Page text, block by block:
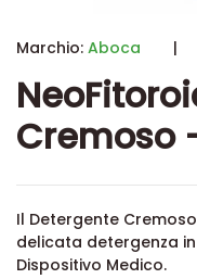
Marchio: Aboca |
Cremoso
Il Detergente